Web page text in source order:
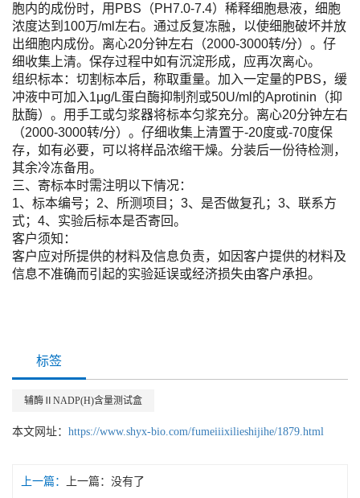
胞内的成份时，用PBS（PH7.0-7.4）稀释细胞悬液，细胞
浓度达到100万/ml左右。通过反复冻融，以使细胞破坏并放
出细胞内成份。离心20分钟左右（2000-3000转/分）。仔
细收集上清。保存过程中如有沉淀形成，应再次离心。
组织标本：切割标本后，称取重量。加入一定量的PBS，缓
冲液中可加入1μg/L蛋白酶抑制剂或50U/ml的Aprotinin（抑
肽酶）。用手工或匀浆器将标本匀浆充分。离心20分钟左右
（2000-3000转/分）。仔细收集上清置于-20度或-70度保
存，如有必要，可以将样品浓缩干燥。分装后一份待检测，
其余冷冻备用。
三、寄标本时需注明以下情况：
1、标本编号；2、所测项目；3、是否做复孔；3、联系方
式；4、实验后标本是否寄回。
客户须知：
客户应对所提供的材料及信息负责，如因客户提供的材料及
信息不准确而引起的实验延误或经济损失由客户承担。
标签
辅酶ⅡNADP(H)含量测试盒
本文网址： https://www.shyx-bio.com/fumeiiixilieshijihe/1879.html
上一篇： 上一篇：没有了